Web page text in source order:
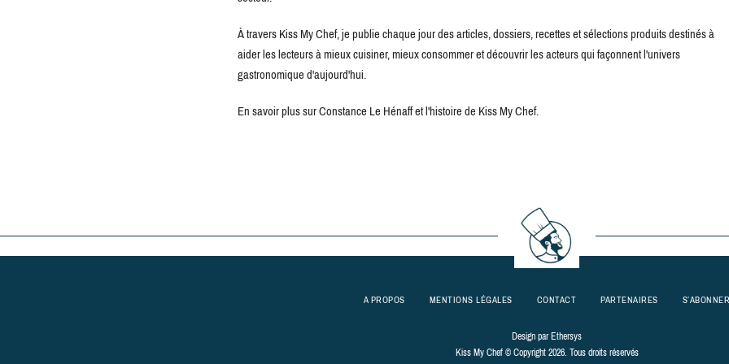
À travers Kiss My Chef, je publie chaque jour des articles, dossiers, recettes et sélections produits destinés à
aider les lecteurs à mieux cuisiner, mieux consommer et découvrir les acteurs qui façonnent l'univers
gastronomique d'aujourd'hui.
En savoir plus sur Constance Le Hénaff et l'histoire de Kiss My Chef.
A PROPOS MENTIONS LÉGALES CONTACT PARTENAIRES
Design parEthersys
Kiss My Chef © Copyright 2026. Tous droits réservés